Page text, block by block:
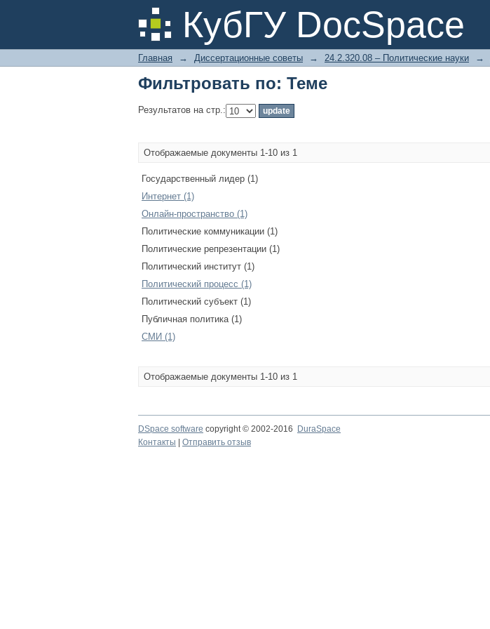
КубГУ DocSpace
Фильтровать по: Теме
Главная → Диссертационные советы → 24.2.320.08 – Политические науки →
Фильтровать по: Теме
Результатов на стр.:
Отображаемые документы 1-10 из 1
Государственный лидер (1)
Интернет (1)
Онлайн-пространство (1)
Политические коммуникации (1)
Политические репрезентации (1)
Политический институт (1)
Политический процесс (1)
Политический субъект (1)
Публичная политика (1)
СМИ (1)
Отображаемые документы 1-10 из 1
DSpace software copyright © 2002-2016 DuraSpace
Контакты
Отправить отзыв